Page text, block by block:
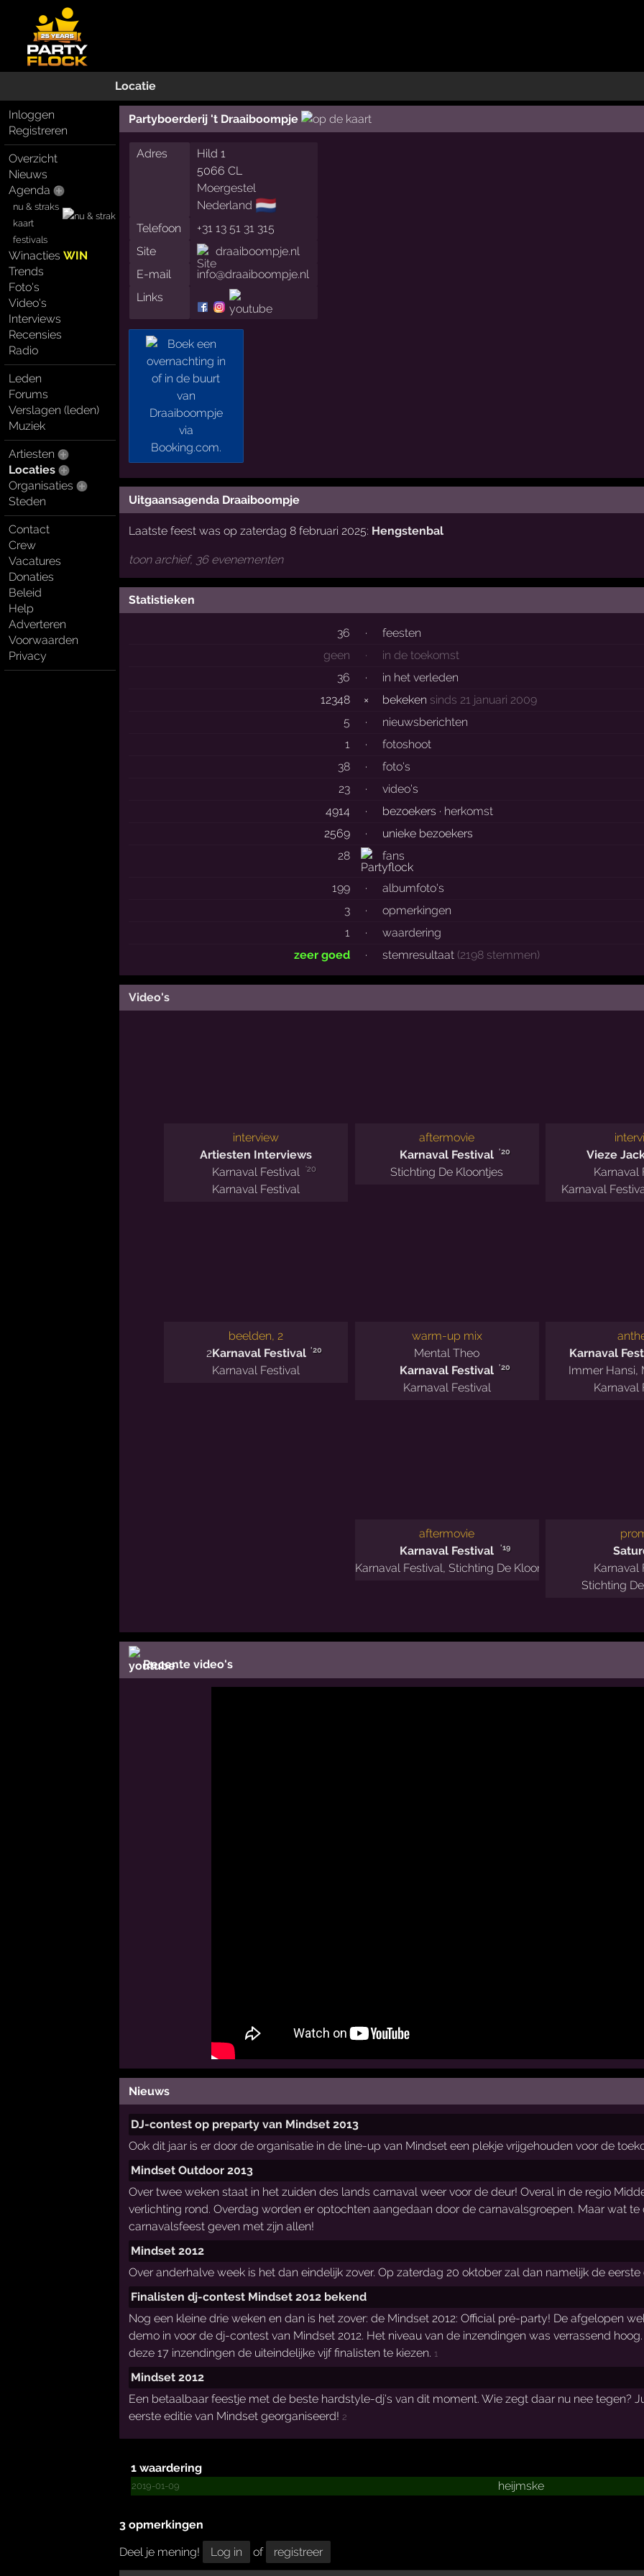
Locatie
Inloggen
Registreren
Overzicht
Nieuws
Agenda
nu & straks
kaart
festivals
WinactiesWIN
Trends
Foto's
Video's
Interviews
Recensies
Radio
Leden
Forums
Verslagen (leden)
Muziek
Artiesten
Locaties
Organisaties
Steden
Contact
Crew
Vacatures
Donaties
Beleid
Help
Adverteren
Voorwaarden
Privacy
Partyboerderij 't Draaiboompje
Adres
Hild 1
5066 CL
Moergestel
Nederland 🇳🇱
Telefoon
+31 13 51 31 315
Site
draaiboompje.nl
E-mail
info@draaiboompje.nl
Links
Uitgaansagenda Draaiboompje
Laatste feest was op zaterdag 8 februari 2025: Hengstenbal
toon archief, 36 evenementen
Statistieken
36 ·
feesten
geen
·
in de toekomst
36
·
in het verleden
12348
× bekeken sinds 21 januari 2009
5
·
nieuwsberichten
1
·
fotoshoot
38
·
foto's
23
·
video's
4914
· bezoekers · herkomst
2569
·
unieke bezoekers
28
fans
199 ·
albumfoto's
3
·
opmerkingen
1
·
waardering
zeer goed
· stemresultaat (2198 stemmen)
Video's
interview
Artiesten Interviews
Karnaval Festival '20
Karnaval Festival
aftermovie
Karnaval Festival '20
Stichting De Kloontjes
Vieze
Karnaval
Karnaval
beelden, 2
2Karnaval Festival '20
Karnaval Festival
warm-up mix
Mental Theo
Karnaval Festival '20
Karnaval Festival
Karnaval
Immer Hansi,
Karnaval
aftermovie
Karnaval Festival
'19
Karnaval Festival, Stichting De Kloontjes
Karnaval
Stichting
Recente video's
Nieuws
DJ-contest op preparty van Mindset 2013
Ook dit jaar is er door de organisatie in de line-up van Mindset een plekje vrijgehouden voor de
Mindset Outdoor 2013
Over twee weken staat in het zuiden des lands carnaval weer voor de deur! Overal in de regio
verlichting rond. Overdag worden er optochten aangedaan door de carnavalsgroepen. Maar wat
carnavalsfeest geven met zijn allen!
Mindset 2012
Over anderhalve week is het dan eindelijk zover. Op zaterdag 20 oktober zal dan namelijk de
Finalisten dj-contest Mindset 2012 bekend
Nog een kleine drie weken en dan is het zover: de Mindset 2012: Official pré-party! De afgelopen
demo in voor de dj-contest van Mindset 2012. Het niveau van de inzendingen was verrassend
deze 17 inzendingen de uiteindelijke vijf finalisten te kiezen. 1
Mindset 2012
Een betaalbaar feestje met de beste hardstyle-dj's van dit moment. Wie zegt daar nu nee tegen?
eerste editie van Mindset georganiseerd! 2
1 waardering
2019-01-09 heijmske
3 opmerkingen
Deel je mening!
Log in of registreer